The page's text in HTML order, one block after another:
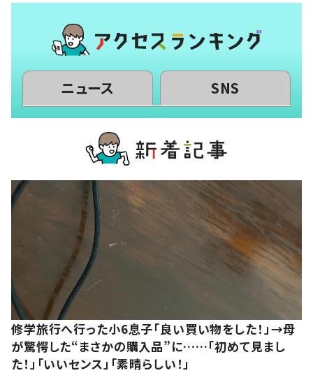
ニュース SNS
修学旅行へ行った小6息子「良い買い物をした！」→母
が驚愕した“まさかの購入品”に……「初めて見まし
た！」「いいセンス」「素晴らしい！」